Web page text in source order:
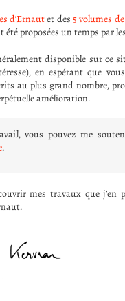
d’Ernautet des5 volumes
proposées un temps par
disponible sur ce
en espérant que
au plus grand nombre,
amélioration.
vous pouvez me
.
mes travaux que j’en